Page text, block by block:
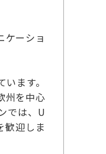
ケーショ
ます。
州を中心
では、U
歓迎しま